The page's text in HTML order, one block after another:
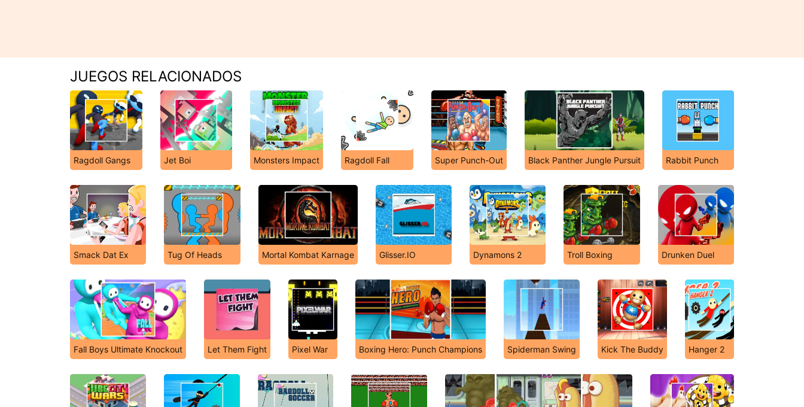
JUEGOS RELACIONADOS
Ragdoll Gangs Jet Boi Monsters Impact Ragdoll Fall Super Punch-Out Black Panther Jungle Pursuit Rabbit Punch
Smack Dat Ex Tug Of Heads Mortal Kombat Karnage Glisser.IO Dynamons 2 Troll Boxing Drunken Duel
Fall Boys Ultimate Knockout Let Them Fight Pixel War Boxing Hero: Punch Champions Spiderman Swing Kick The Buddy Hanger 2